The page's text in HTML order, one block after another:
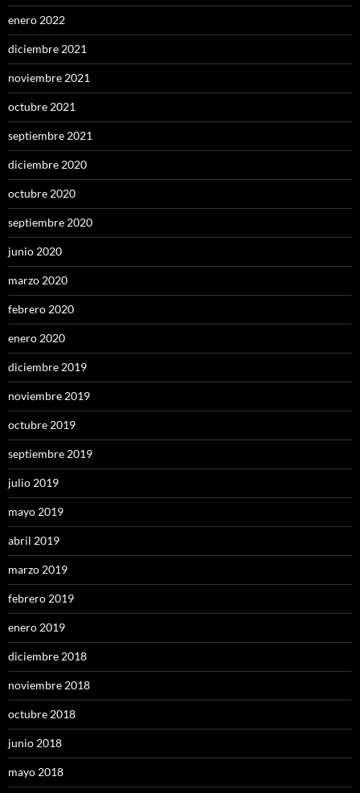
enero 2022
diciembre 2021
noviembre 2021
octubre 2021
septiembre 2021
diciembre 2020
octubre 2020
septiembre 2020
junio 2020
marzo 2020
febrero 2020
enero 2020
diciembre 2019
noviembre 2019
octubre 2019
septiembre 2019
julio 2019
mayo 2019
abril 2019
marzo 2019
febrero 2019
enero 2019
diciembre 2018
noviembre 2018
octubre 2018
junio 2018
mayo 2018